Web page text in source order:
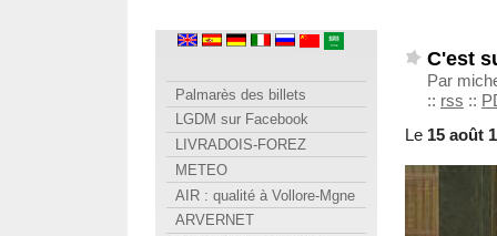
C'est
Par
:: rss ::
Le 15 août
Palmarès des billets
LGDM sur Facebook
LIVRADOIS-FOREZ
METEO
AIR : qualité à Vollore-Mgne
ARVERNET